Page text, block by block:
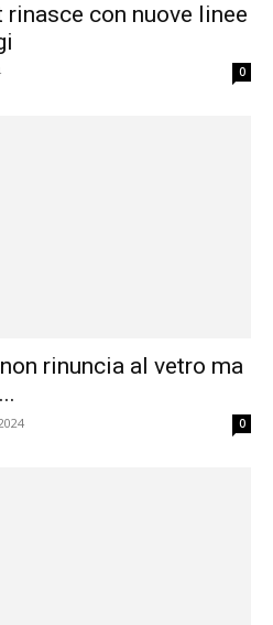
con nuove linee
0
rinuncia al vetro ma
0